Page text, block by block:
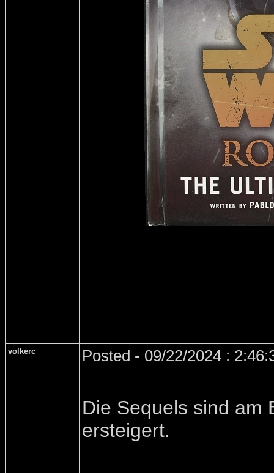
volkerc Posted - 09/22/2024 :
Die Sequels sind am
ersteigert.